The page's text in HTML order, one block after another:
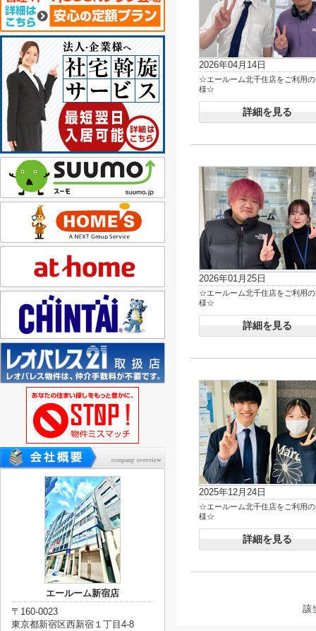
2026年04月14日
☆エールーム北千住店をご利用
様☆
詳細を見る
2026年01月25日
☆エールーム北千住店をご利用
様☆
詳細を見る
2025年12月24日
☆エールーム北千住店をご利用
様☆
詳細を見る
該
エールーム新宿店
〒160-0023
東京都新宿区西新宿１丁目4-8